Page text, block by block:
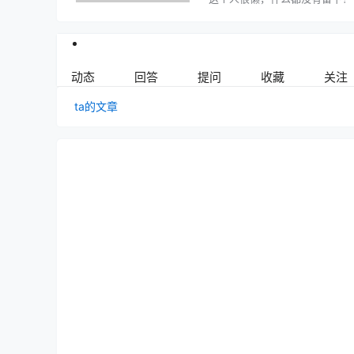
动态 回答 提问 收藏 关注
ta的文章